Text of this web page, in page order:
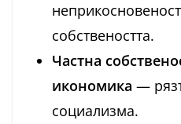
собствеността.
Частна
икономика —
социализма.